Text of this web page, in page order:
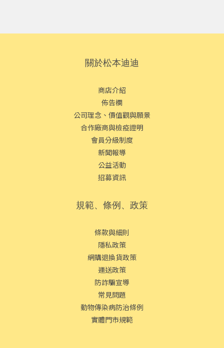
關於松本迪迪
商店介紹
佈告欄
公司理念、價值觀與願景
合作廠商與檢疫證明
會員分級制度
新聞報導
公益活動
招募資訊
規範、條例、政策
條款與細則
隱私政策
網購退換貨政策
運送政策
防詐騙宣導
常見問題
動物傳染病防治條例
實體門市規範